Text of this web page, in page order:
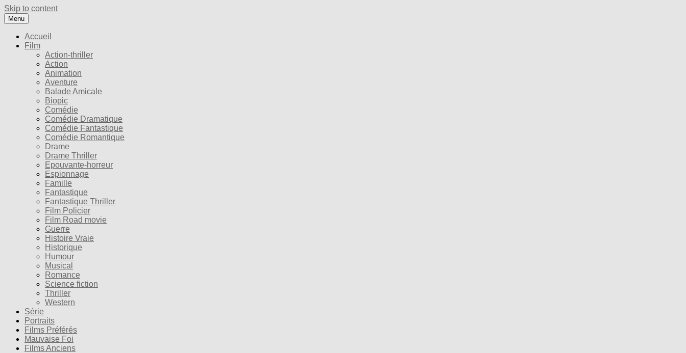
Skip to content
Menu
Accueil
Film
Action-thriller
Action
Animation
Aventure
Balade Amicale
Biopic
Comédie
Comédie Dramatique
Comédie Fantastique
Comédie Romantique
Drame
Drame Thriller
Epouvante-horreur
Espionnage
Famille
Fantastique
Fantastique Thriller
Film Policier
Film Road movie
Guerre
Histoire Vraie
Historique
Humour
Musical
Romance
Science fiction
Thriller
Western
Série
Portraits
Films Préférés
Mauvaise Foi
Films Anciens